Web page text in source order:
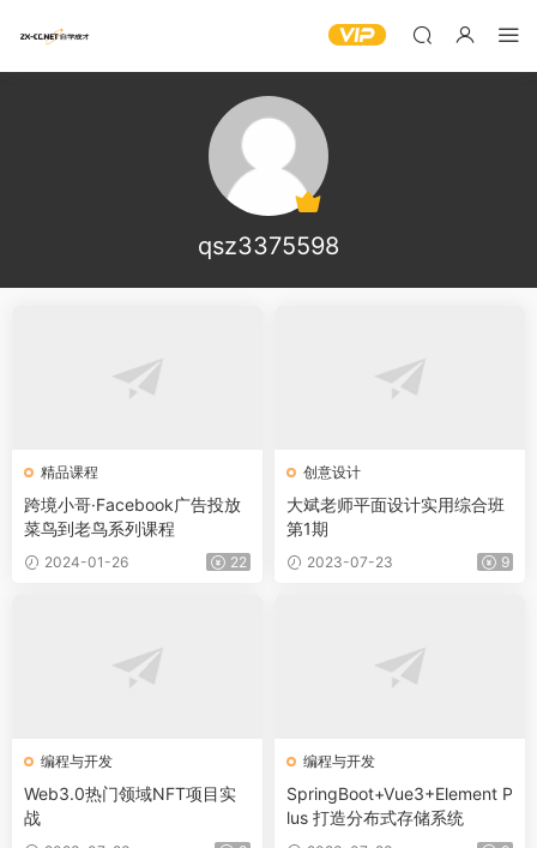
qsz3375598
精品课程
跨境小哥·Facebook广告投放
菜鸟到老鸟系列课程
2024-01-26 22
创意设计
大斌老师平面设计实用综合班
第1期
2023-07-23 9
编程与开发
Web3.0热门领域NFT项目实
战
编程与开发
SpringBoot+Vue3+Element P
lus 打造分布式存储系统